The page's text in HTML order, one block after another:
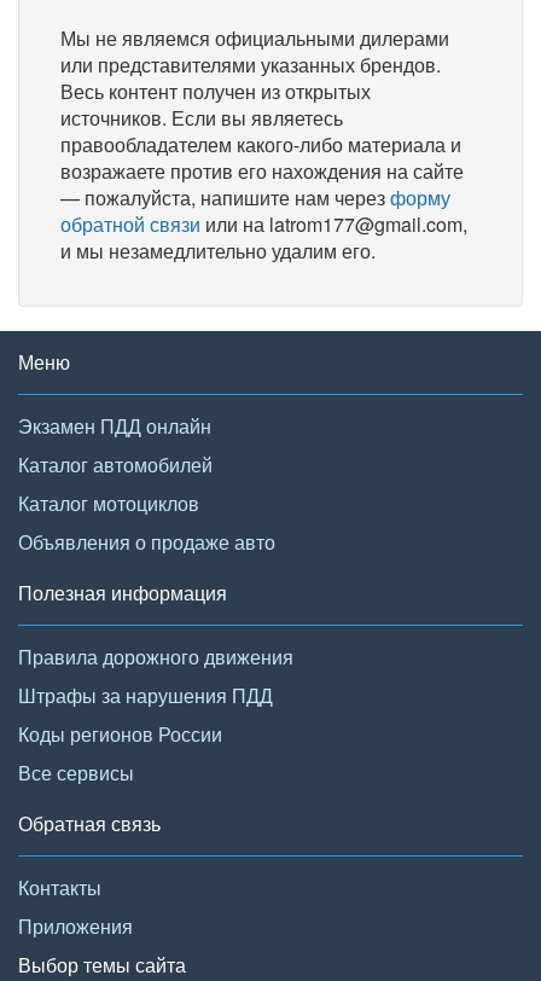
Мы не являемся официальными дилерами
или представителями указанных брендов.
Весь контент получен из открытых
источников. Если вы являетесь
правообладателем какого-либо материала и
возражаете против его нахождения на сайте
— пожалуйста, напишите нам черезформу
обратной связи или на latrom177@gmail.com,
и мы незамедлительно удалим его.
Меню
Экзамен ПДД онлайн
Каталог автомобилей
Каталог мотоциклов
Объявления о продаже авто
Полезная информация
Правила дорожного движения
Штрафы за нарушения ПДД
Коды регионов России
Все сервисы
Обратная связь
Контакты
Приложения
Выбор темы сайта